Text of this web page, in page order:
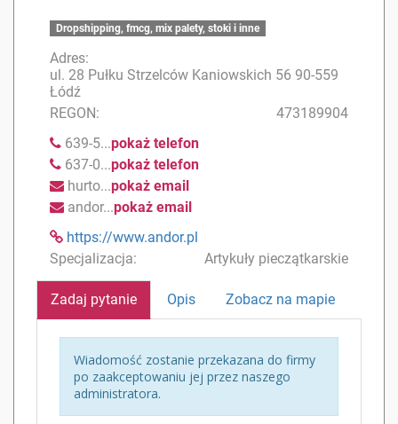
Dropshipping, fmcg, mix palety, stoki i inne
Adres:
ul. 28 Pułku Strzelców Kaniowskich 56 90-559
Łódź
REGON:
473189904
639-5...pokaż telefon
637-0...pokaż telefon
hurto...pokaż email
andor...pokaż email
https://www.andor.pl
Specjalizacja:
Artykuły pieczątkarskie
Zadaj pytanie Opis Zobacz na mapie
Wiadomość zostanie przekazana do firmy
po zaakceptowaniu jej przez naszego
administratora.